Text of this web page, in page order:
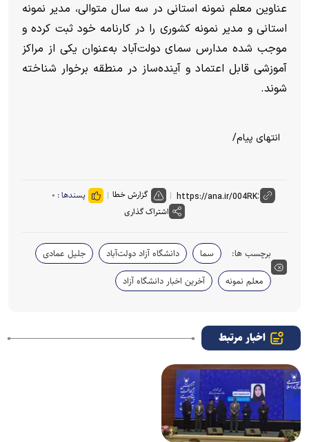
عناوین معلم نمونه استانی در سه سال متوالی، مدیر نمونه
استانی و مدیر نمونه کشوری را در کارنامه خود ثبت کرده و
موجب شده مدارس سمای دولت‌آباد به‌عنوان یکی از مراکز
آموزشی قابل اعتماد و آینده‌ساز در منطقه برخوار شناخته
شوند.
انتهای پیام/
گزارش خطا پسندها : ۰
اشتراک گذاری
برچسب ها: سما دانشگاه آزاد دولت‌آباد
جلیل عمادی
معلم نمونه
آخرین اخبار دانشگاه آزاد
اخبار مرتبط